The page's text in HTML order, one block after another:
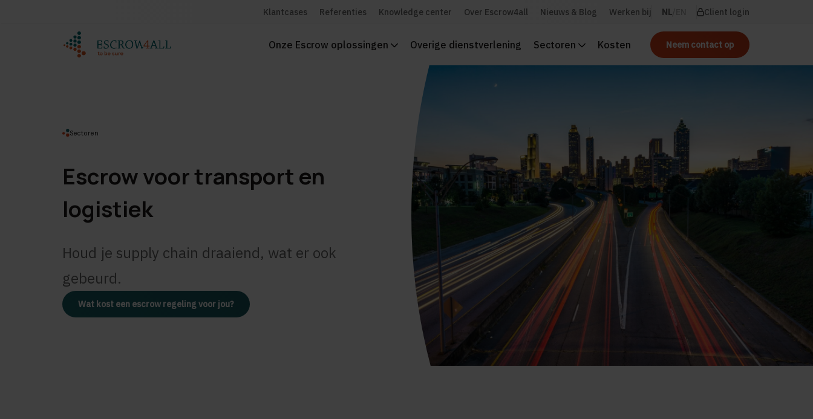
Klantcases Referenties Knowledge center Over Escrow4all Nieuws & Blog Werken bij NL Client login
Onze Escrow oplossingen Overige dienstverlening Sectoren Kosten Neem contact op
Sectoren
Escrow voor transport en
logistiek
Houd je supply chain draaiend, wat er ook
gebeurd.
Wat kost een escrow regeling voor jou?